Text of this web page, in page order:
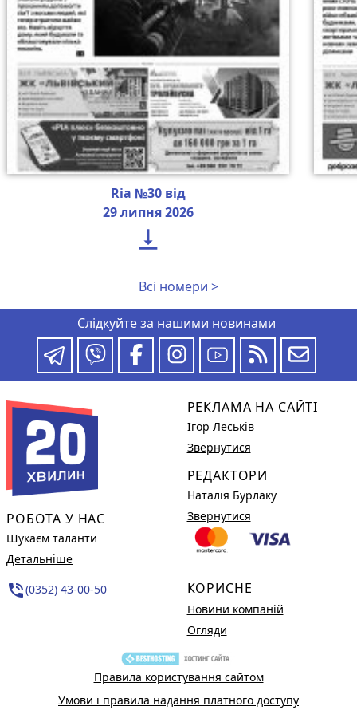
Ria №30 від
29 липня 2026

Всі номери >
Слідкуйте за нашими новинами
РОБОТА У НАС
Шукаєм таланти
Детальніше
phone_in_talk(0352) 43-00-50
РЕКЛАМА НА САЙТІ
Ігор Леськів
Звернутися
РЕДАКТОРИ
Наталія Бурлаку
Звернутися
КОРИСНЕ
Новини компаній
Огляди
Правила користування сайтом
Умови і правила надання платного доступу